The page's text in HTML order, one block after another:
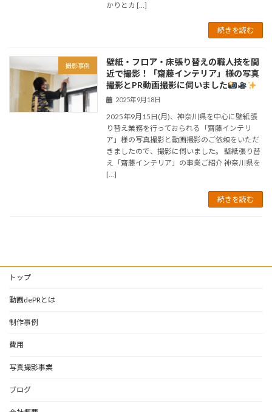
かりとカ […]
続きを読む
撮影事例
壁紙・フロア・床張り替えの職人技を間
近で撮影！「齋藤インテリア」様の写真
撮影とPR動画撮影に伺いました
2025年9月18日
2025年9月15日(月)、神奈川県を中心に壁紙張
り替え業務を行っておられる「齋藤インテリ
ア」様の写真撮影と動画撮影のご依頼をいただ
きましたので、撮影に伺いました。 壁紙張り替
え「齋藤インテリア」の事業ご紹介 神奈川県を
[…]
続きを読む
トップ
動画dePRとは
制作事例
費用
写真撮影事業
ブログ